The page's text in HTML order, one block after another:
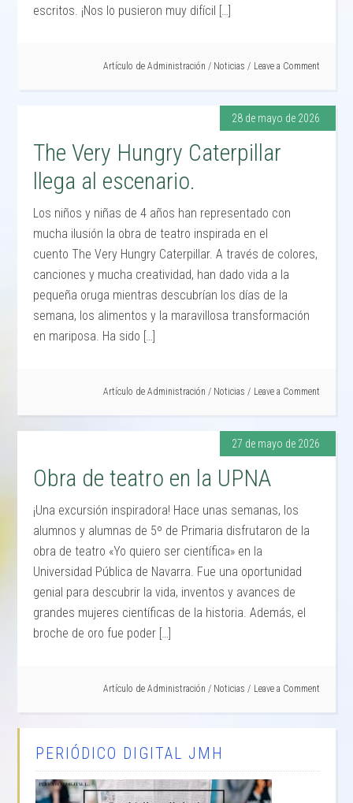
escritos. ¡Nos lo pusieron muy difícil […]
Artículo de Administración / Noticias Leave a Comment
28 de mayo de 2026
The Very Hungry Caterpillar
llega al escenario.
Los niños y niñas de 4 años han representado con
mucha ilusión la obra de teatro inspirada en el
cuento The Very Hungry Caterpillar. A través de colores,
canciones y mucha creatividad, han dado vida a la
pequeña oruga mientras descubrían los días de la
semana, los alimentos y la maravillosa transformación
en mariposa. Ha sido […]
Artículo de Administración / Noticias Leave a Comment
27 de mayo de 2026
Obra de teatro en la UPNA
¡Una excursión inspiradora! Hace unas semanas, los
alumnos y alumnas de 5º de Primaria disfrutaron de la
obra de teatro «Yo quiero ser científica» en la
Universidad Pública de Navarra. Fue una oportunidad
genial para descubrir la vida, inventos y avances de
grandes mujeres científicas de la historia. Además, el
broche de oro fue poder […]
Artículo de Administración / Noticias Leave a Comment
PERIÓDICO DIGITAL JMH